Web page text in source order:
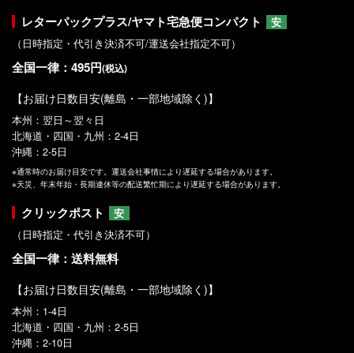
レターパックプラス/ヤマト宅急便コンパクト
安
（日時指定・代引き決済不可/運送会社指定不可）
全国一律：495円(税込)
【お届け日数目安(離島・一部地域除く)】
本州：翌日～翌々日
北海道・四国・九州：2-4日
沖縄：2-5日
※通常時のお届け目安です。運送会社事情により遅延する場合があります。
※天災、年末年始・長期連休等の配送繁忙期により遅延する場合があります。
クリックポスト
安
（日時指定・代引き決済不可）
全国一律：送料無料
【お届け日数目安(離島・一部地域除く)】
本州：1-4日
北海道・四国・九州：2-5日
沖縄：2-10日